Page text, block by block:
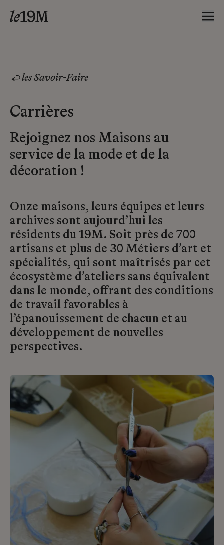
les Savoir-Faire
Carrières
Rejoignez nos Maisons au
service de la mode et de la
décoration !
Onze maisons, leurs équipes et leurs
archives sont aujourd’hui les
résidents du 19M. Soit près de 700
artisans et plus de 30 Métiers d’art et
spécialités, qui sont maîtrisés par cet
écosystème d’ateliers sans équivalent
dans le monde, offrant des conditions
de travail favorables à
l’épanouissement de chacun et au
développement de nouvelles
perspectives.